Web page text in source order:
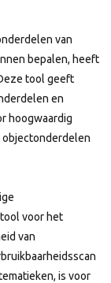
van
bepalen, heeft
tool geeft
en
hoogwaardig
objectonderdelen
voor het
van
is voor